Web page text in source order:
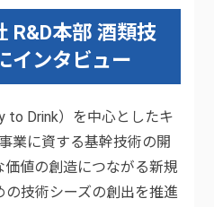
R&D本部 酒類技
インタビュー
to Drink）を中心としたキ
業に資する基幹技術の開
値の創造につながる新規
技術シーズの創出を推進